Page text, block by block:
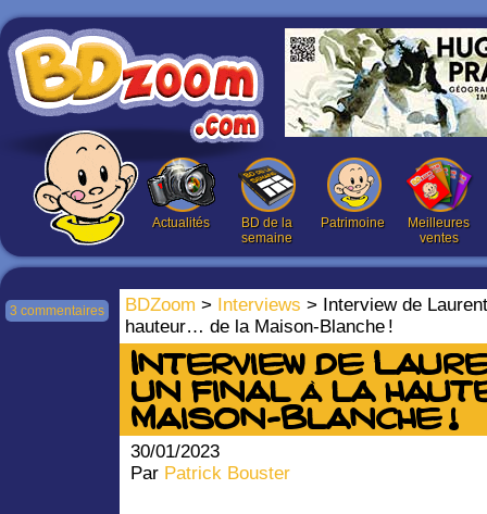
Actualités
BD de la
semaine
Patrimoine
Meilleures
ventes
BDZoom > Interviews > Interview de
hauteur… de la Maison-Blanche !
3 commentaires
Interview de
un final à la
Maison-Blanche !
30/01/2023
Par Patrick Bouster